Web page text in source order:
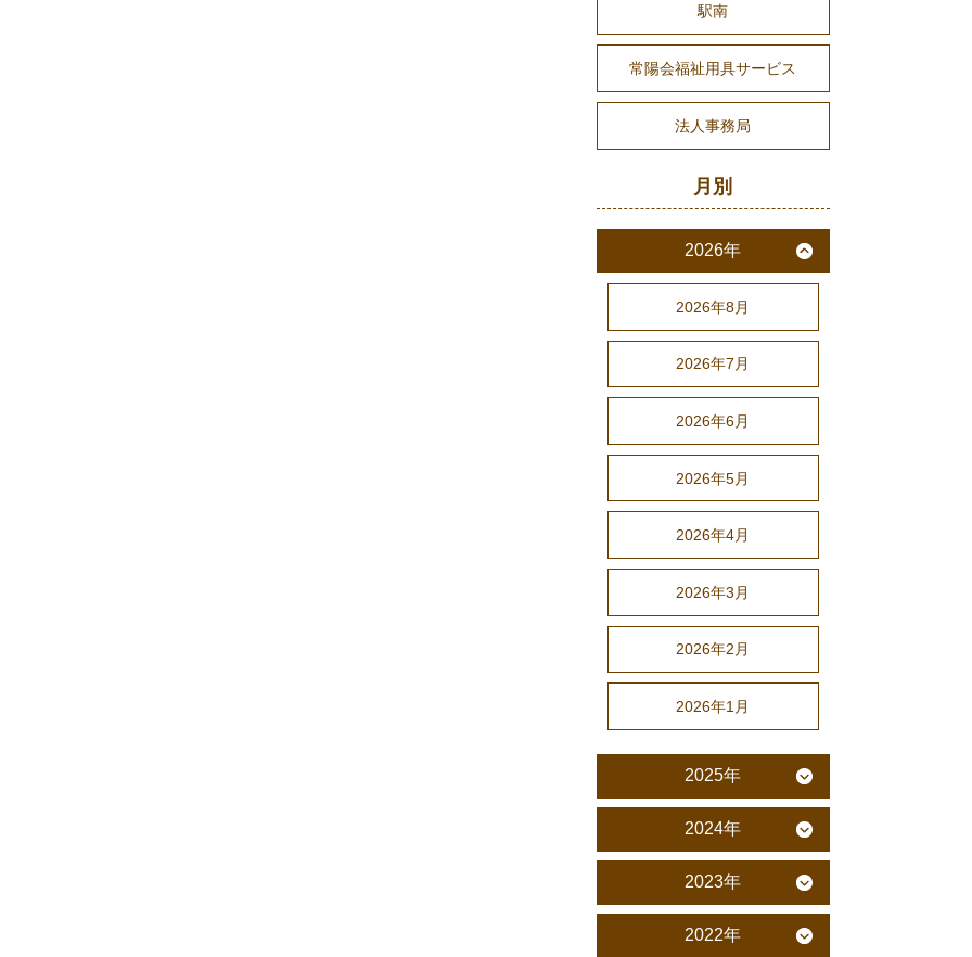
駅南
常陽会福祉用具サービス
法人事務局
月別
2026年
2026年8月
2026年7月
2026年6月
2026年5月
2026年4月
2026年3月
2026年2月
2026年1月
2025年
2024年
2023年
2022年